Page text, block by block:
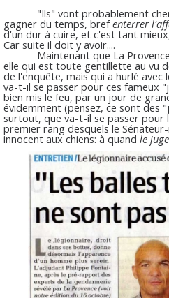
"Ils" vont probablement
gagner du temps, brefenterrer
d'un dur à cuire, et c'est tant
Car suite il doit y avoir....
Maintenant que La Provence
elle qui est toute gentillette au vu
de l'enquête, mais qui a hurlé
va-t-il se passer pour ces fameux
bien mis le feu, par un jour de
évidemment (pensez, ce sont des
surtout, que va-t-il se passer pour
premier rang desquels le
innocent aux chiens: à quand le